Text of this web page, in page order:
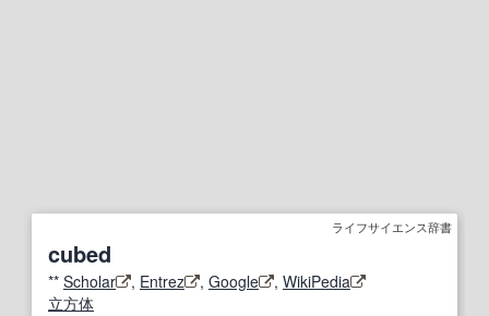
ライフサイエンス辞書
cubed
** Scholar , Entrez , Google , WikiPedia
立方体